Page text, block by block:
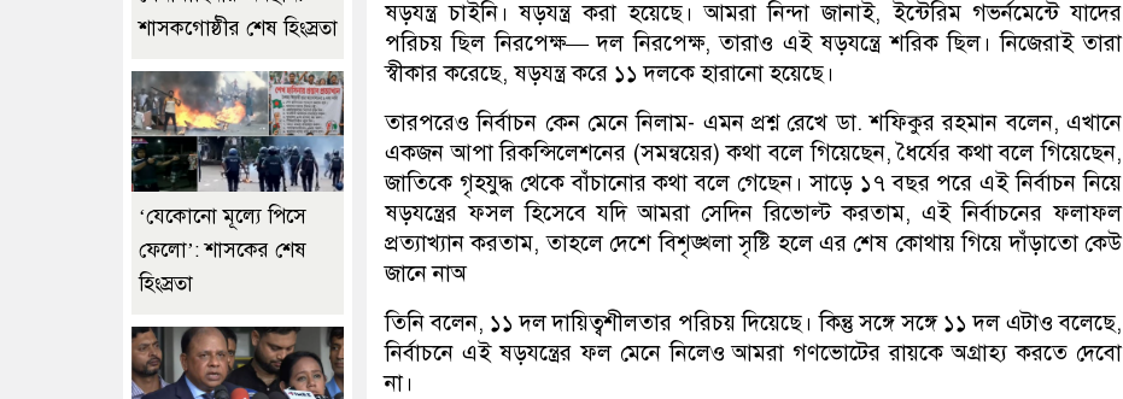
ষড়যন্ত্র চাইনি। ষড়যন্ত্র করা হয়েছে। আমরা নিন্দা জানাই, ইন্টেরিম গভর্নমেন্টে যাদের
পরিচয় ছিল নিরপেক্ষ— দল নিরপেক্ষ, তারাও এই ষড়যন্ত্রে শরিক ছিল। নিজেরাই তারা
স্বীকার করেছে, ষড়যন্ত্র করে ১১ দলকে হারানো হয়েছে।
তারপরেও নির্বাচন কেন মেনে নিলাম- এমন প্রশ্ন রেখে ডা. শফিকুর রহমান বলেন, এখানে
একজন আপা রিকন্সিলেশনের (সমন্বয়ের) কথা বলে গিয়েছেন, ধৈর্যের কথা বলে গিয়েছেন,
জাতিকে গৃহযুদ্ধ থেকে বাঁচানোর কথা বলে গেছেন। সাড়ে ১৭ বছর পরে এই নির্বাচন নিয়ে
ষড়যন্ত্রের ফসল হিসেবে যদি আমরা সেদিন রিভোল্ট করতাম, এই নির্বাচনের ফলাফল
প্রত্যাখ্যান করতাম, তাহলে দেশে বিশৃঙ্খলা সৃষ্টি হলে এর শেষ কোথায় গিয়ে দাঁড়াতো কেউ
জানে নাঅ
তিনি বলেন, ১১ দল দায়িত্বশীলতার পরিচয় দিয়েছে। কিন্তু সঙ্গে সঙ্গে ১১ দল এটাও বলেছে,
নির্বাচনে এই ষড়যন্ত্রের ফল মেনে নিলেও আমরা গণভোটের রায়কে অগ্রাহ্য করতে দেবো
না।
শাসকগোষ্ঠীর শেষ হিংস্রতা
‘যেকোনো মূল্যে পিসে
ফেলো’: শাসকের শেষ
হিংস্রতা